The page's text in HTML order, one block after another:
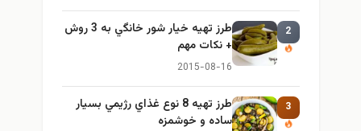
2
طرز تهيه خیار شور خانگي به 3 روش
+ نكات مهم
2015-08-16
3
طرز تهيه 8 نوع غذاي رژيمي بسيار
ساده و خوشمزه